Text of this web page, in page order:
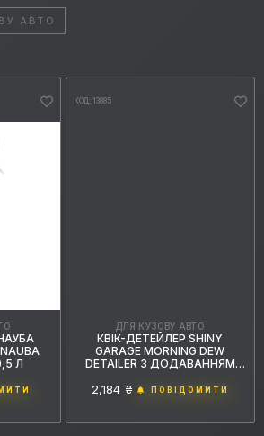
АВТО
Л
КОД: 13885
ДЛЯ КУЗОВУ АВТО
КВІК-ДЕТЕЙЛЕР SHINY
GARAGE MORNING DEW
DETAILER З ДОДАВАННЯМ
2,184 ₴ ПОВІДОМИТИ